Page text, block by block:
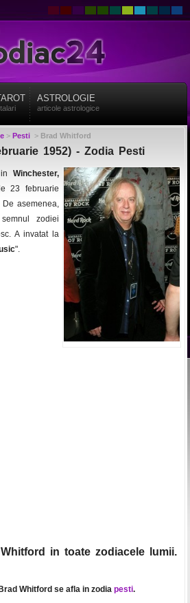
ASTROLOGIE
articole astrologice
> Pesti> Brad Whitford
1952) - Zodia Pesti
Winchester,
23 februarie
asemenea,
zodiei
A invatat la
".
in toate zodiacele lumii.
Whitford se afla in zodia pesti.